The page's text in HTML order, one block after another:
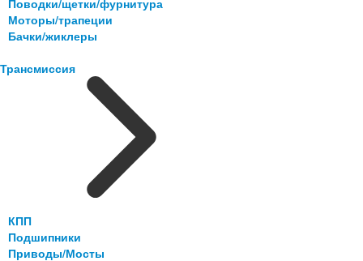
Поводки/щетки/фурнитура
Моторы/трапеции
Бачки/жиклеры
Трансмиссия
КПП
Подшипники
Приводы/Мосты